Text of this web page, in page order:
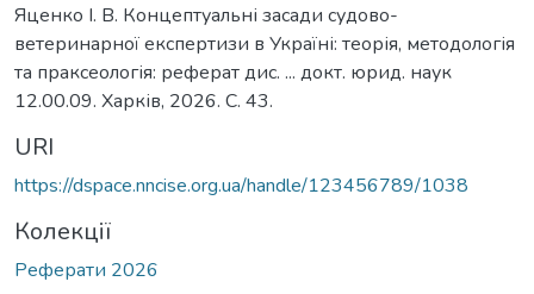
Яценко І. В. Концептуальні засади судово-
ветеринарної експертизи в Україні: теорія, методологія
та праксеологія: реферат дис. ... докт. юрид. наук
12.00.09. Харків, 2026. С. 43.
URI
https://dspace.nncise.org.ua/handle/123456789/1038
Колекції
Реферати 2026